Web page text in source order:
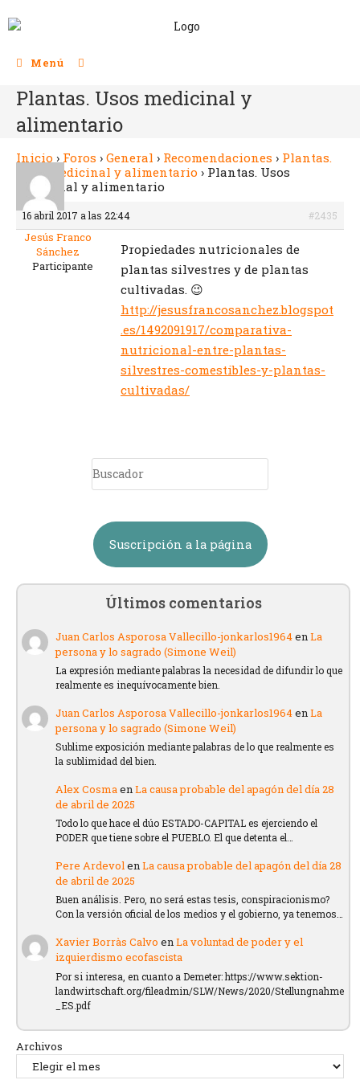
Menú
Plantas. Usos medicinal y
alimentario
Inicio › Foros › General › Recomendaciones › Plantas.
Usos medicinal y alimentario › Plantas. Usos
medicinal y alimentario
16 abril 2017 a las 22:44 #2435
Jesús Franco
Sánchez
Participante
Propiedades nutricionales de
plantas silvestres y de plantas
cultivadas. 😉
http://jesusfrancosanchez.blogspot
.es/1492091917/comparativa-
nutricional-entre-plantas-
silvestres-comestibles-y-plantas-
cultivadas/
Suscripción a la página
Últimos comentarios
Juan Carlos Asporosa Vallecillo-jonkarlos1964enLa
persona y lo sagrado (Simone Weil)
La expresión mediante palabras la necesidad de difundir lo que
realmente es inequívocamente bien.
Juan Carlos Asporosa Vallecillo-jonkarlos1964enLa
persona y lo sagrado (Simone Weil)
Sublime exposición mediante palabras de lo que realmente es
la sublimidad del bien.
Alex CosmaenLa causa probable del apagón del día 28
de abril de 2025
Todo lo que hace el dúo ESTADO-CAPITAL es ejerciendo el
PODER que tiene sobre el PUEBLO. El que detenta el…
Pere ArdevolenLa causa probable del apagón del día 28
de abril de 2025
Buen análisis. Pero, no será estas tesis, conspiracionismo?
Con la versión oficial de los medios y el gobierno, ya tenemos…
Xavier Borràs Calvo enLa voluntad de poder y el
izquierdismo ecofascista
Por si interesa, en cuanto a Demeter: https://www.sektion-
landwirtschaft.org/fileadmin/SLW/News/2020/Stellungnahme
_ES.pdf
Archivos